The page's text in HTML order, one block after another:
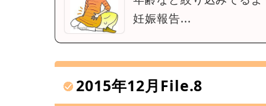
妊娠報告...
2015年12月File.8